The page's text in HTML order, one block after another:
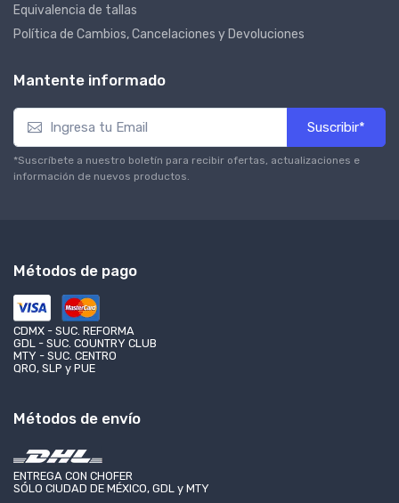
Equivalencia de tallas
Política de Cambios, Cancelaciones y Devoluciones
Mantente informado
Suscribir*
*Suscríbete a nuestro boletín para recibir ofertas, actualizaciones e
información de nuevos productos.
Métodos de pago
CDMX - SUC. REFORMA
GDL - SUC. COUNTRY CLUB
MTY - SUC. CENTRO
QRO, SLP y PUE
Métodos de envío
ENTREGA CON CHOFER
SÓLO CIUDAD DE MÉXICO, GDL y MTY